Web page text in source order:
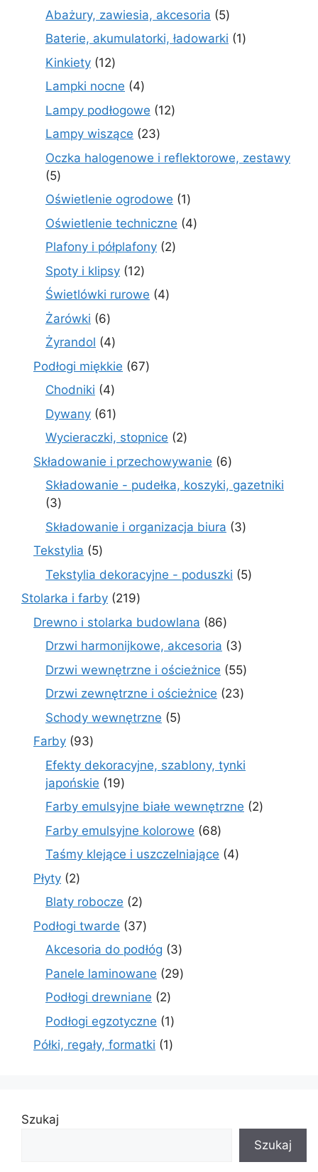
produktów
Abażury, zawiesia, akcesoria 55
produktów
Baterie, akumulatorki, ładowarki 11
Kinkiety 1212
produktów
Lampki nocne 44
produkty
Lampy podłogowe 1212
Lampy wiszące 2323
produkty
Oczka halogenowe i reflektorowe, zestawy
55
produktów
Oświetlenie ogrodowe 11
produkt
Oświetlenie techniczne 44
Plafony i półplafony 22
Spoty i klipsy 1212
produktów
Świetlówki rurowe 44
Żarówki 66
produktów
Żyrandol 44
produkty
Podłogi miękkie 6767
Chodniki 44
produkty
Dywany 6161
produktów
Wycieraczki, stopnice 22
produkty
Składowanie i przechowywanie 66
produktów
Składowanie - pudełka, koszyki, gazetniki
33
produkty
Składowanie i organizacja biura 33
Tekstylia 55
produktów
Tekstylia dekoracyjne - poduszki 55
Stolarka i farby 219219
produktów
Drewno i stolarka budowlana 8686
produktów
Drzwi harmonijkowe, akcesoria 33
produkty
Drzwi wewnętrzne i ościeżnice 5555
produktów
Drzwi zewnętrzne i ościeżnice 2323
Schody wewnętrzne 55
Farby 9393
produkty
Efekty dekoracyjne, szablony, tynki
japońskie
1919
produktów
Farby emulsyjne białe wewnętrzne 22
Farby emulsyjne kolorowe 6868
produktów
Taśmy klejące i uszczelniające 44
Płyty 22
produkty
Blaty robocze 22
produkty
Podłogi twarde 3737
produktów
Akcesoria do podłóg 33
produkty
Panele laminowane 2929
Podłogi drewniane 22
produkty
Podłogi egzotyczne 11
produkt
Półki, regały, formatki 11
Szukaj
Szukaj